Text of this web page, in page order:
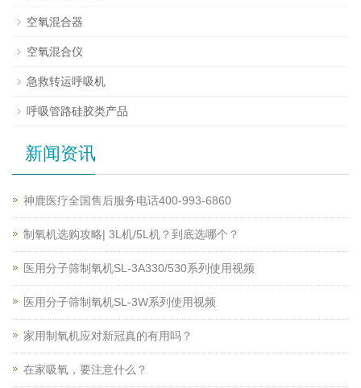
空氧混合器
空氧混合仪
急救转运呼吸机
呼吸管路硅胶类产品
新闻资讯
神鹿医疗全国售后服务电话400-993-6860
制氧机选购攻略| 3L机/5L机？到底选哪个？
医用分子筛制氧机SL-3A330/530系列使用视频
医用分子筛制氧机SL-3W系列使用视频
家用制氧机应对新冠真的有用吗？
在家吸氧，要注意什么？